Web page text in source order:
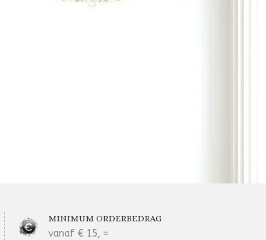
MINIMUM ORDERBEDRAG
vanaf € 15, =